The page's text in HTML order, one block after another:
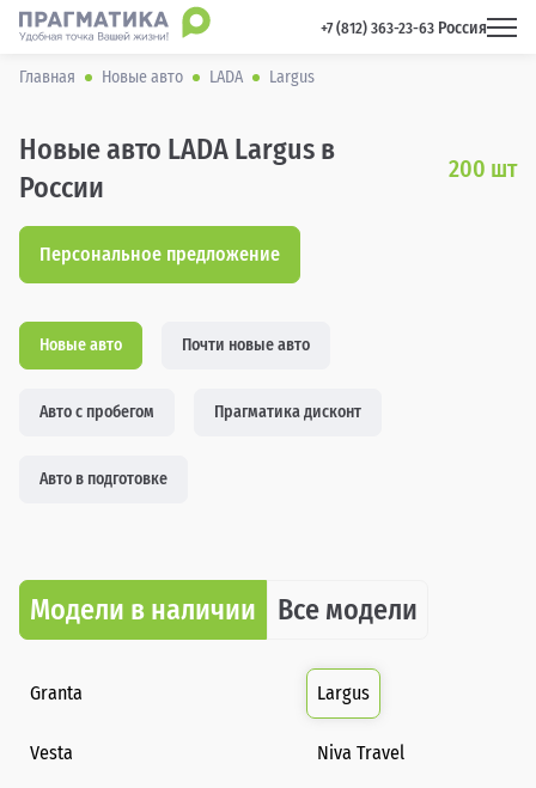
+7 (812) 363-23-63 Россия
Главная Новые авто LADA Largus
Новые авто LADA Largus в
России
200 шт
Персональное предложение
Новые авто Почти новые авто
Авто с пробегом Прагматика дисконт
Авто в подготовке
Модели в наличии Все модели
Granta Largus
Vesta Niva Travel